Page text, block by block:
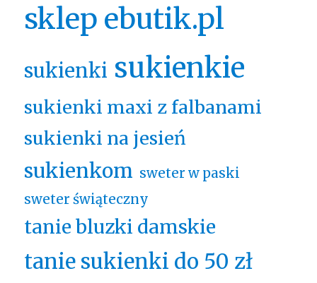
sklep ebutik.pl
sukienki sukienkie
sukienki maxi z falbanami
sukienki na jesień
sukienkom sweter w paski
sweter świąteczny
tanie bluzki damskie
tanie sukienki do 50 zł